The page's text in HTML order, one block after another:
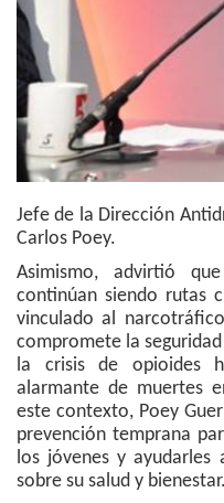
Jefe de la Dirección
Carlos Poey.
Asimismo, advirtió
continúan siendo rutas
vinculado al
compromete la
la crisis de opioides
alarmante de muertes
este contexto, Poey
prevención temprana
los jóvenes y
sobre su salud y bienestar.